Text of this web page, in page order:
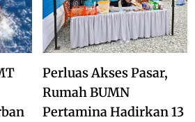
Perluas Akses Pasar,
Rumah BUMN
Pertamina Hadirkan 13